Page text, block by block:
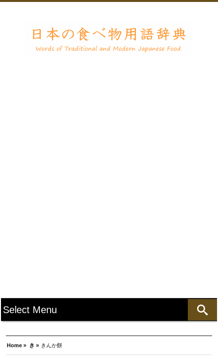
Home » き » きんか餅